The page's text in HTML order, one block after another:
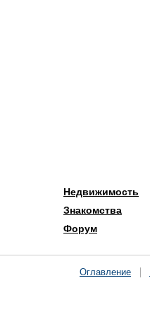
Недвижимость
Знакомства
Форум
Оглавление